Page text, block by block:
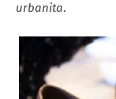
urbanita.